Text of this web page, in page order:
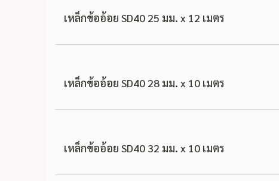
เหล็กข้ออ้อย SD40 25 มม. x 12 เมตร
เหล็กข้ออ้อย SD40 28 มม. x 10 เมตร
เหล็กข้ออ้อย SD40 32 มม. x 10 เมตร